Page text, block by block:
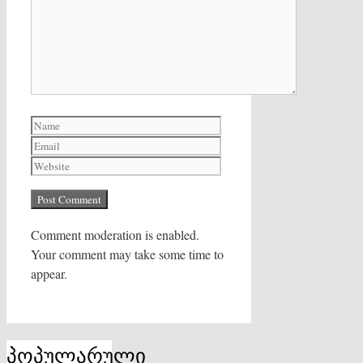
Name
Comment moderation is enabled.
Your comment may take some time to
appear.
პოპულარული